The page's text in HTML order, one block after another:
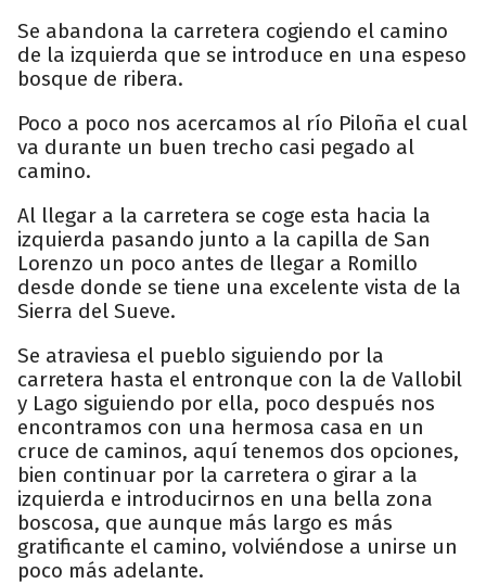
Se abandona la carretera cogiendo el camino
de la izquierda que se introduce en una espeso
bosque de ribera.
Poco a poco nos acercamos al río Piloña el cual
va durante un buen trecho casi pegado al
camino.
Al llegar a la carretera se coge esta hacia la
izquierda pasando junto a la capilla de San
Lorenzo un poco antes de llegar a Romillo
desde donde se tiene una excelente vista de la
Sierra del Sueve.
Se atraviesa el pueblo siguiendo por la
carretera hasta el entronque con la de Vallobil
y Lago siguiendo por ella, poco después nos
encontramos con una hermosa casa en un
cruce de caminos, aquí tenemos dos opciones,
bien continuar por la carretera o girar a la
izquierda e introducirnos en una bella zona
boscosa, que aunque más largo es más
gratificante el camino, volviéndose a unirse un
poco más adelante.